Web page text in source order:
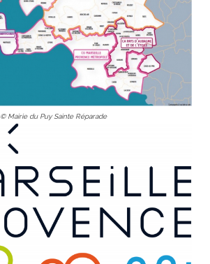
© Mairie du Puy Sainte Réparade